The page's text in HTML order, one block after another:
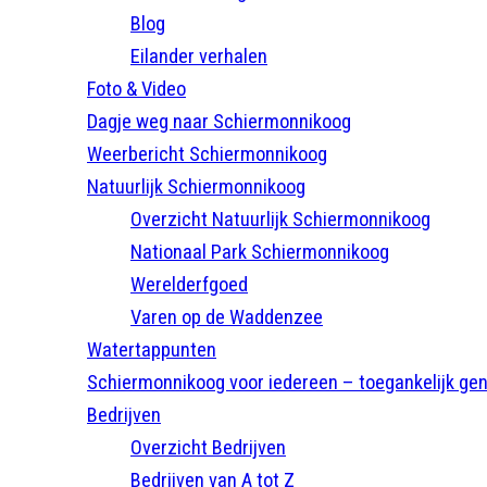
Blog
Eilander verhalen
Foto & Video
Dagje weg naar Schiermonnikoog
Weerbericht Schiermonnikoog
Natuurlijk Schiermonnikoog
Overzicht Natuurlijk Schiermonnikoog
Nationaal Park Schiermonnikoog
Werelderfgoed
Varen op de Waddenzee
Watertappunten
Schiermonnikoog voor iedereen – toegankelijk
Bedrijven
Overzicht Bedrijven
Bedrijven van A tot Z